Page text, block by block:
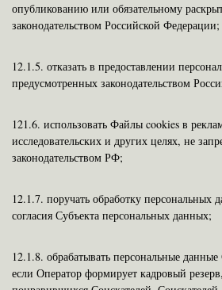
опубликованию или обязательному
законодательством Российской Федерации;
12.1.5. отказать в предоставлении
предусмотренных законодательством
121.6. использовать Файлы cookies в
исследовательских и других целях, не
законодательством РФ;
12.1.7. поручать обработку персональных
согласия Субъекта персональных данных;
12.1.8. обрабатывать персональные данные
если Оператор формирует кадровый